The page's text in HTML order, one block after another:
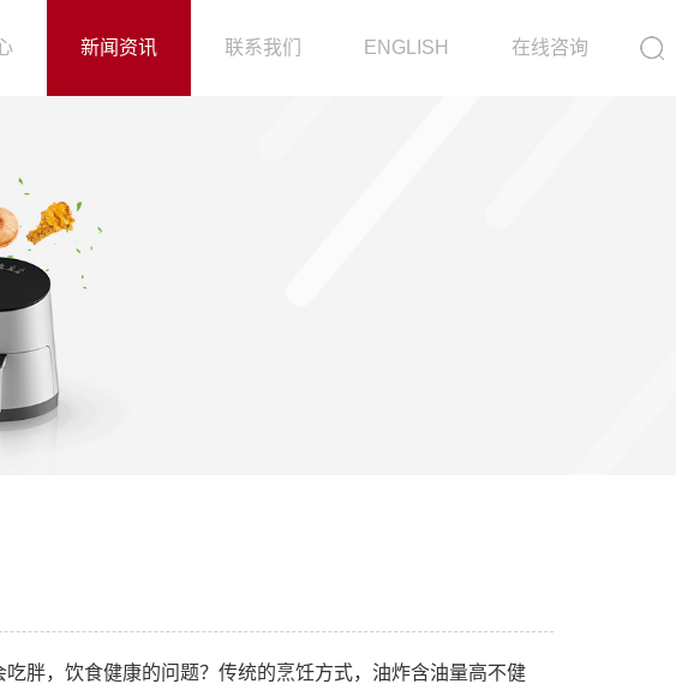
wwwroot/source/model/api.class.php on line 217
新闻资讯 联系我们 ENGLISH 在线咨询
胖，饮食健康的问题？传统的烹饪方式，油炸含油量高不健